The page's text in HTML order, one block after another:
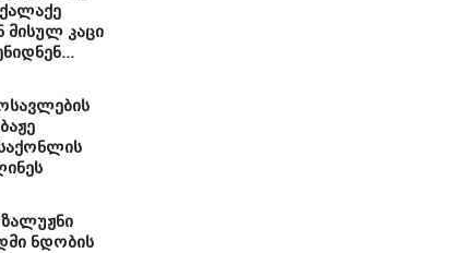
მისულ კაცი
ნდობის